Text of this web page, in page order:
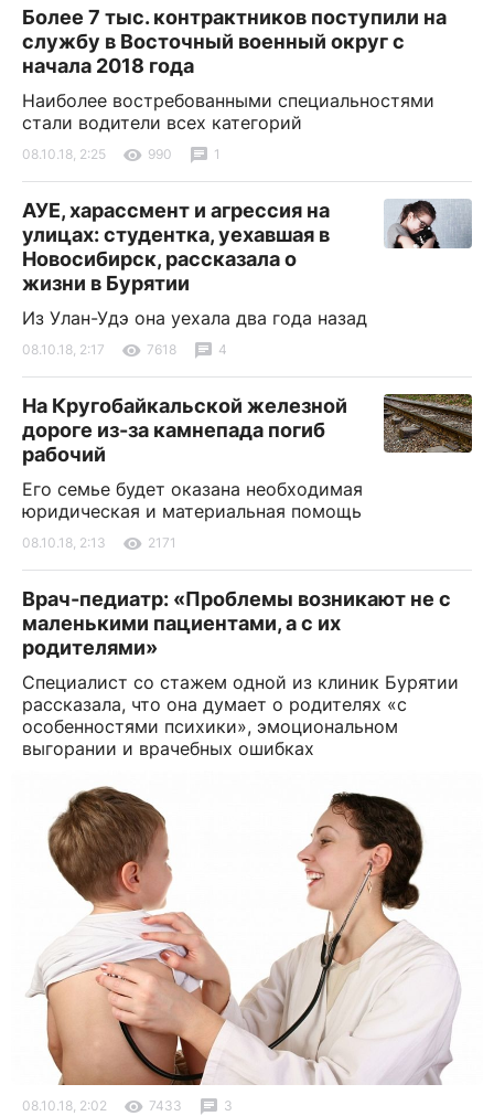
Более 7 тыс. контрактников поступили на
службу в Восточный военный округ с
начала 2018 года
Наиболее востребованными специальностями
стали водители всех категорий
08.10.18, 2:25 990 1
АУЕ, харассмент и агрессия на
улицах: студентка, уехавшая в
Новосибирск, рассказала о
жизни в Бурятии
Из Улан-Удэ она уехала два года назад
08.10.18, 2:17 7618 4
На Кругобайкальской железной
дороге из-за камнепада погиб
рабочий
Его семье будет оказана необходимая
юридическая и материальная помощь
08.10.18, 2:13 2171
Врач-педиатр: «Проблемы возникают не с
маленькими пациентами, а с их
родителями»
Специалист со стажем одной из клиник Бурятии
рассказала, что она думает о родителях «с
особенностями психики», эмоциональном
выгорании и врачебных ошибках
08.10.18, 2:02 7433 3